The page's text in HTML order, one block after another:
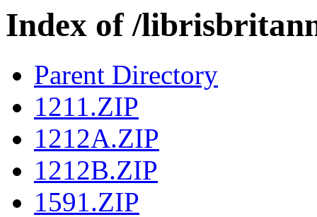
Index of /
Parent Directory
1211.ZIP
1212A.ZIP
1212B.ZIP
1591.ZIP